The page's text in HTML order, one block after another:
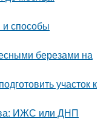
и способы
березами на
участок к
ИЖС или ДНП